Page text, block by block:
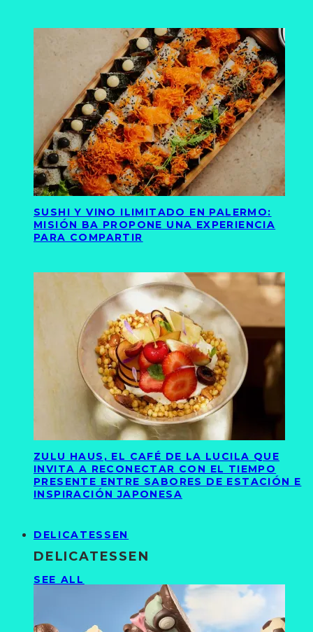
SUSHI Y VINO ILIMITADO EN PALERMO:
MISIÓN BA PROPONE UNA EXPERIENCIA
PARA COMPARTIR
ZULU HAUS, EL CAFÉ DE LA LUCILA QUE
INVITA A RECONECTAR CON EL TIEMPO
PRESENTE ENTRE SABORES DE ESTACIÓN E
INSPIRACIÓN JAPONESA
DELICATESSEN
DELICATESSEN
SEE ALL